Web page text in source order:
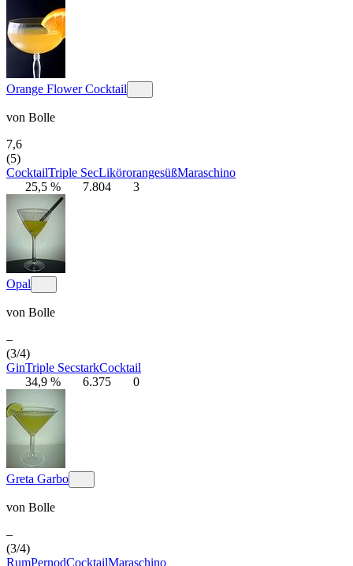
Orange Flower Cocktail
von Bolle
7,6
(5)
CocktailTriple SecLikörorangesüßMaraschino
25,5 %
7.804 3
Opal
von Bolle
–
(3/4)
GinTriple SecstarkCocktail
34,9 %
6.375 0
Greta Garbo
von Bolle
–
(3/4)
RumPernodCocktailMaraschino